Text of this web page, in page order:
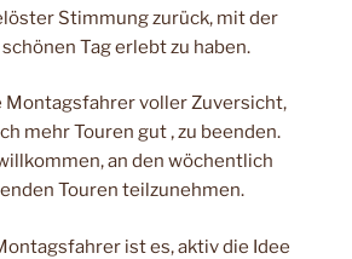
Stimmung zurück, mit der
Tag erlebt zu haben.
Mon­tagsfahrer voller Zuversicht,
mehr Touren gut ‚ zu beenden.
an den wöchentlich
Touren teilzunehmen.
ist es, aktiv die Idee